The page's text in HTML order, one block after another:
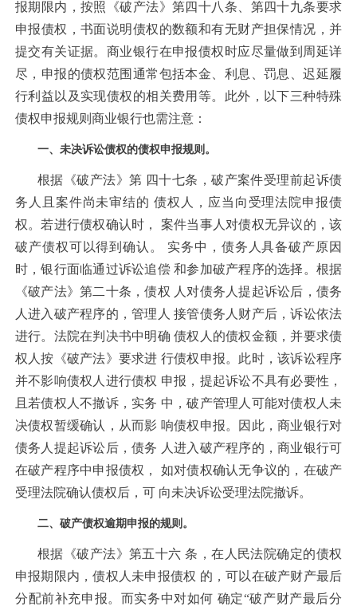
报期限内，按照《破产法》第四十八条、第四十九条要求
申报债权，书面说明债权的数额和有无财产担保情况，并
提交有关证据。商业银行在申报债权时应尽量做到周延详
尽，申报的债权范围通常包括本金、利息、罚息、迟延履
行利益以及实现债权的相关费用等。此外，以下三种特殊
债权申报规则商业银行也需注意：
一、未决诉讼债权的债权申报规则。
根据《破产法》第 四十七条，破产案件受理前起诉债
务人且案件尚未审结的 债权人，应当向受理法院申报债
权。若进行债权确认时， 案件当事人对债权无异议的，该
破产债权可以得到确认。 实务中，债务人具备破产原因
时，银行面临通过诉讼追偿 和参加破产程序的选择。根据
《破产法》第二十条，债权 人对债务人提起诉讼后，债务
人进入破产程序的，管理人 接管债务人财产后，诉讼依法
进行。法院在判决书中明确 债权人的债权金额，并要求债
权人按《破产法》要求进 行债权申报。此时，该诉讼程序
并不影响债权人进行债权 申报，提起诉讼不具有必要性，
且若债权人不撤诉，实务 中，破产管理人可能对债权人未
决债权暂缓确认，从而影 响债权申报。因此，商业银行对
债务人提起诉讼后，债务 人进入破产程序的，商业银行可
在破产程序中申报债权， 如对债权确认无争议的，在破产
受理法院确认债权后，可 向未决诉讼受理法院撤诉。
二、破产债权逾期申报的规则。
根据《破产法》第五十六 条，在人民法院确定的债权
申报期限内，债权人未申报债权 的，可以在破产财产最后
分配前补充申报。而实务中对如何 确定“破产财产最后分